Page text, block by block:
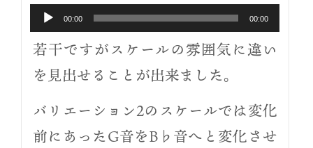
00:00 00:00
若干ですがスケールの雰囲気に違い
を見出せることが出来ました。
バリエーション2のスケールでは変化
前にあったG音をB♭音へと変化させ